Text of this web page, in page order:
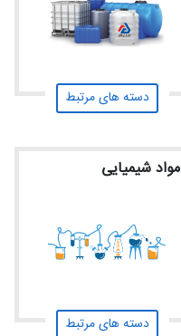
دسته های مرتبط
مواد شیمیایی
دسته های مرتبط